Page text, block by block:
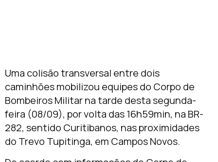
Uma colisão transversal entre dois
caminhões mobilizou equipes do Corpo de
Bombeiros Militar na tarde desta segunda-
feira (08/09), por volta das 16h59min, na BR-
282, sentido Curitibanos, nas proximidades
do Trevo Tupitinga, em Campos Novos.